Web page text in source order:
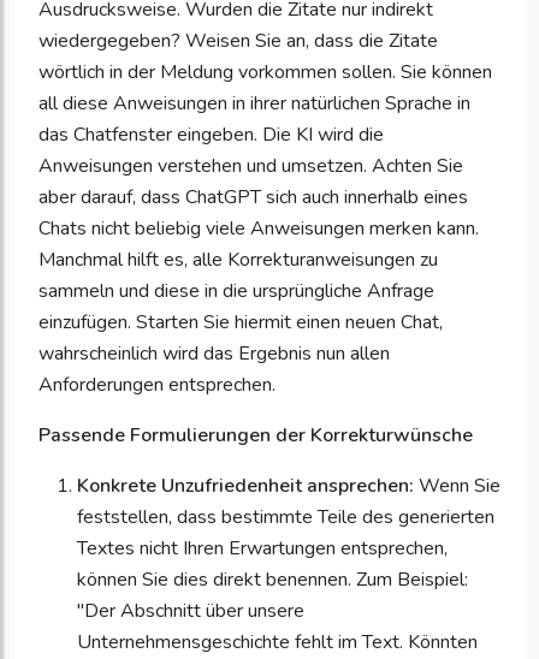
Ausdrucksweise. Wurden die Zitate nur indirekt
wiedergegeben? Weisen Sie an, dass die Zitate
wörtlich in der Meldung vorkommen sollen. Sie können
all diese Anweisungen in ihrer natürlichen Sprache in
das Chatfenster eingeben. Die KI wird die
Anweisungen verstehen und umsetzen. Achten Sie
aber darauf, dass ChatGPT sich auch innerhalb eines
Chats nicht beliebig viele Anweisungen merken kann.
Manchmal hilft es, alle Korrekturanweisungen zu
sammeln und diese in die ursprüngliche Anfrage
einzufügen. Starten Sie hiermit einen neuen Chat,
wahrscheinlich wird das Ergebnis nun allen
Anforderungen entsprechen.
Passende Formulierungen der Korrekturwünsche
Konkrete Unzufriedenheit ansprechen: Wenn Sie
feststellen, dass bestimmte Teile des generierten
Textes nicht Ihren Erwartungen entsprechen,
können Sie dies direkt benennen. Zum Beispiel:
"Der Abschnitt über unsere
Unternehmensgeschichte fehlt im Text. Könnten